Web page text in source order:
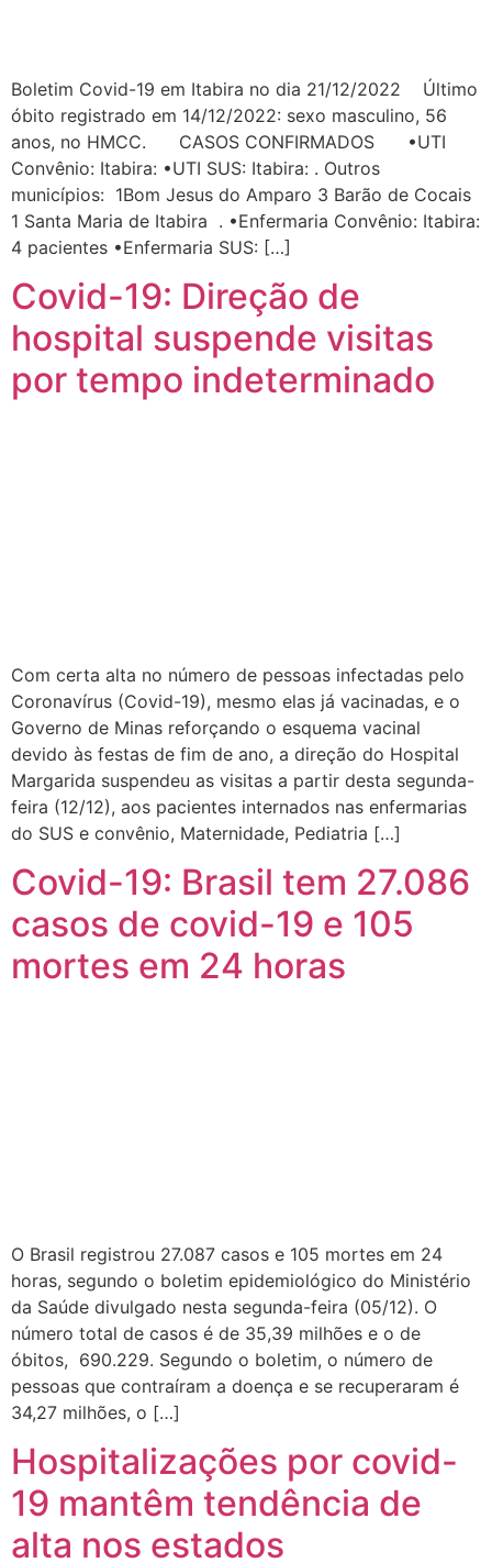
Boletim Covid-19 em Itabira no dia 21/12/2022 Último
óbito registrado em 14/12/2022: sexo masculino, 56
anos, no HMCC. CASOS CONFIRMADOS •UTI
Convênio: Itabira: •UTI SUS: Itabira: . Outros
municípios: 1Bom Jesus do Amparo 3 Barão de Cocais
1 Santa Maria de Itabira . •Enfermaria Convênio: Itabira:
4 pacientes •Enfermaria SUS: […]
Covid-19: Direção de
hospital suspende visitas
por tempo indeterminado
Com certa alta no número de pessoas infectadas pelo
Coronavírus (Covid-19), mesmo elas já vacinadas, e o
Governo de Minas reforçando o esquema vacinal
devido às festas de fim de ano, a direção do Hospital
Margarida suspendeu as visitas a partir desta segunda-
feira (12/12), aos pacientes internados nas enfermarias
do SUS e convênio, Maternidade, Pediatria […]
Covid-19: Brasil tem 27.086
casos de covid-19 e 105
mortes em 24 horas
O Brasil registrou 27.087 casos e 105 mortes em 24
horas, segundo o boletim epidemiológico do Ministério
da Saúde divulgado nesta segunda-feira (05/12). O
número total de casos é de 35,39 milhões e o de
óbitos, 690.229. Segundo o boletim, o número de
pessoas que contraíram a doença e se recuperaram é
34,27 milhões, o […]
Hospitalizações por covid-
19 mantêm tendência de
alta nos estados